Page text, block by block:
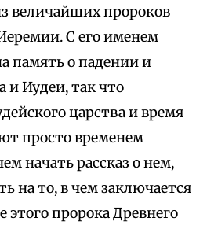
величайших пророков
С его именем
память о падении и
и Иудеи, так что
царства и время
просто временем
начать рассказ о нем,
на то, в чем заключается
этого пророка Древнего